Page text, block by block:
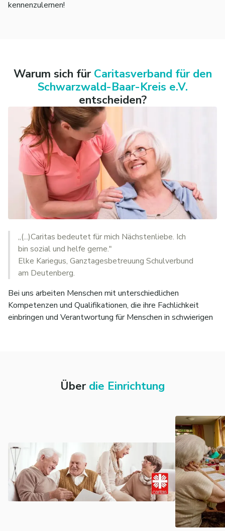
kennenzulernen!
Warum sich für Caritasverband für den
Schwarzwald-Baar-Kreis e.V.
entscheiden?
„(...)Caritas bedeutet für mich Nächstenliebe. Ich
bin sozial und helfe gerne."
Elke Kariegus, Ganztagesbetreuung Schulverbund
am Deutenberg.
Bei uns arbeiten Menschen mit unterschiedlichen
Kompetenzen und Qualifikationen, die ihre Fachlichkeit
einbringen und Verantwortung für Menschen in schwierigen
Zusammenarbeit ist ein
verbindlichen undtransparenten Arbeitsbedingungen
Mitarbeitende erleben daher ihre Tätigkeit bei uns als
Über die Einrichtung